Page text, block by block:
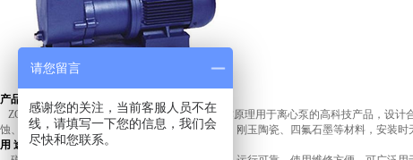
产品介绍：
ZCQ型自吸式磁力驱动泵是将永磁联轴器的工作原理用于离心泵的高科技产品，设
蚀、无泄漏的新泵型。该泵过流部件采用不锈钢、刚玉陶瓷、四氟石墨等材料，安装
用 途：
请您留言
感谢您的关注，当前客服人员不在
线，请填写一下您的信息，我们会
尽快和您联系。